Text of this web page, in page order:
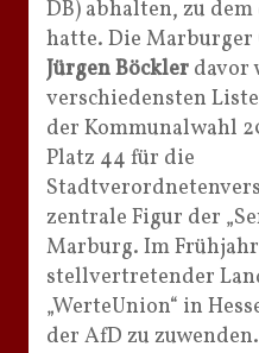
DB) abhalten, zu
hatte. Die Marburger
Jürgen Böckler davor
verschiedensten
der Kommunalwahl
Platz 44 für die
zentrale Figur der
Marburg. Im
stellvertretender
„WerteUnion“ in
der AfD zu zuwenden.